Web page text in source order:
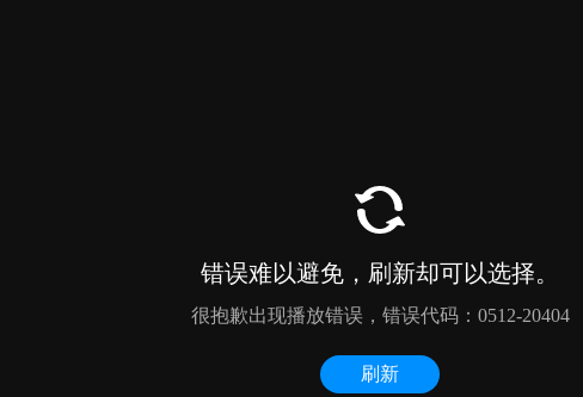
错误难以避免，刷新却可以选择。
很抱歉出现播放错误，错误代码：0512-20404
刷新